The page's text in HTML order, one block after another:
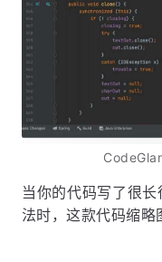
当你的代码写了很
法时，这款代码缩略